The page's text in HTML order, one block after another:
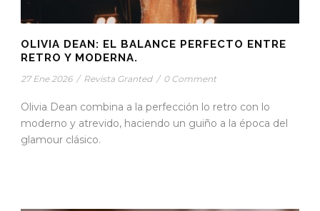
OLIVIA DEAN: EL BALANCE PERFECTO ENTRE
RETRO Y MODERNA.
27 Ene 2026 / Revista Granted / 0 Comment
Olivia Dean combina a la perfección lo retro con lo
moderno y atrevido, haciendo un guiño a la época del
glamour clásico.